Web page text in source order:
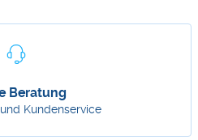
Beratung
Kundenservice